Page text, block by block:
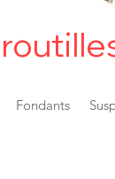
Fondants